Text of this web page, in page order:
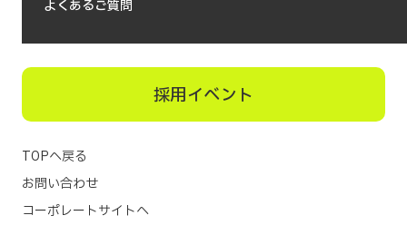
採用イベント
よくあるご質問
TOPへ戻る
お問い合わせ
コーポレートサイトへ